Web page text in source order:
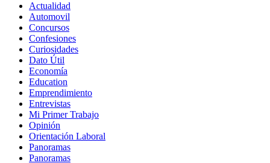
Actualidad
Automovil
Concursos
Confesiones
Curiosidades
Dato Útil
Economía
Education
Emprendimiento
Entrevistas
Mi Primer Trabajo
Opinión
Orientación Laboral
Panoramas
Panoramas